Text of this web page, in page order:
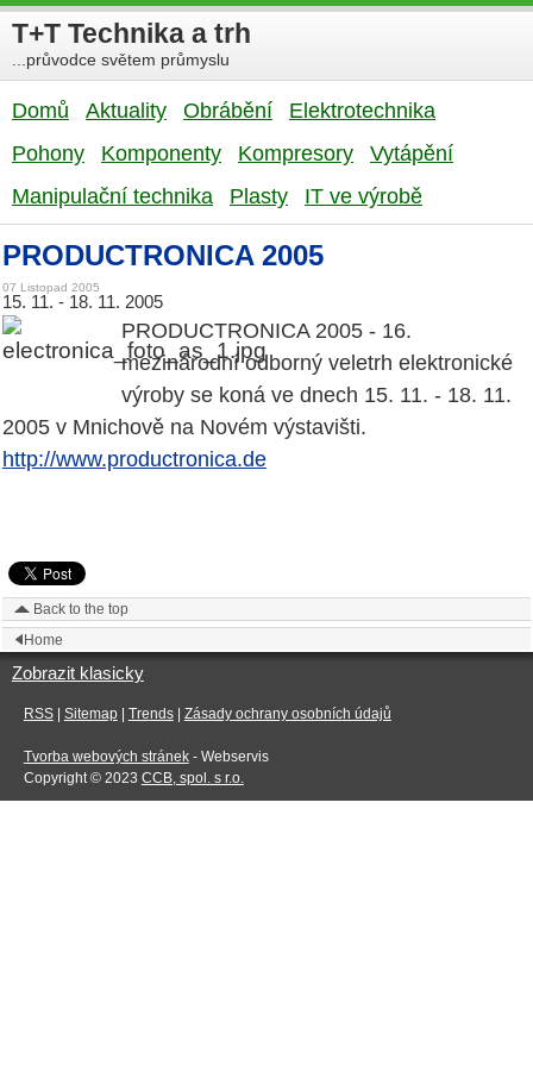
T+T Technika a trh
...průvodce světem průmyslu
Domů Aktuality Obrábění
Elektrotechnika
Pohony
Komponenty Kompresory
Vytápění
Manipulační technika
Plasty IT ve výrobě
PRODUCTRONICA 2005
07 Listopad 2005
15. 11. - 18. 11. 2005
PRODUCTRONICA 2005 - 16.
mezinárodní odborný veletrh elektronické
výroby se koná ve dnech 15. 11. - 18. 11.
2005 v Mnichově na Novém výstavišti.
http://www.productronica.de
Back to the top
Home
Zobrazit klasicky
RSS| Sitemap| Trends| Zásady ochrany osobních údajů
Tvorba webových stránek- Webservis
Copyright © 2023 CCB, spol. s r.o.